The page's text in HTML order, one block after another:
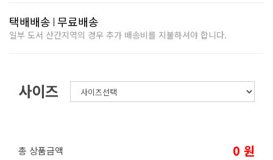
택배배송 무료배송
일부 도서 산간지역의 경우 추가 배송비를 지불하셔야 합니다.
사이즈
총 상품금액 0 원